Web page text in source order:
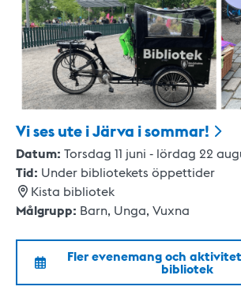
Vi ses ute i Järva isommar!
Datum: Torsdag 11 juni - lördag 22
Tid: Under bibliotekets öppettider
Kista bibliotek
Målgrupp: Barn, Unga, Vuxna
Fler evenemang och
bibliotek